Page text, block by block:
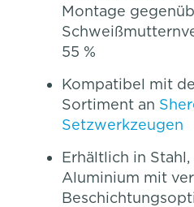
Montage
55 %
Kompatibel mit
Sortiment an
Setzwerkzeugen
Erhältlich in
Aluminium mit